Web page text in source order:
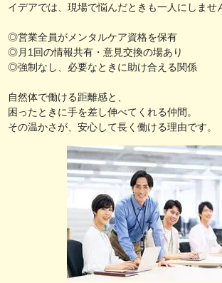
イデアでは、現場で悩んだときも一人にしませ
◎営業全員がメンタルケア資格を保有
◎月1回の情報共有・意見交換の場あり
◎強制なし、必要なときに助け合える関係
自然体で働ける距離感と、
困ったときに手を差し伸べてくれる仲間。
その温かさが、安心して長く働ける理由です。